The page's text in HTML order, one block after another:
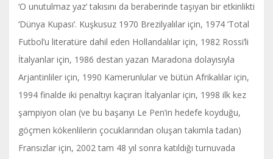
‘O unutulmaz yaz’ takısını da beraberinde taşıyan bir etkinlikti
‘Dünya Kupası’. Kuşkusuz 1970 Brezilyalılar için, 1974 ‘Total
Futbol’u literatüre dahil eden Hollandalılar için, 1982 Rossi’li
İtalyanlar için, 1986 destan yazan Maradona dolayısıyla
Arjantinliler için, 1990 Kamerunlular ve bütün Afrikalılar için,
1994 finalde iki penaltıyı kaçıran İtalyanlar için, 1998 ilk kez
şampiyon olan (ve bu başarıyı Le Pen’in hedefe koyduğu,
göçmen kökenlilerin çocuklarından oluşan takımla tadan)
Fransızlar için, 2002 tam 48 yıl sonra katıldığı turnuvada